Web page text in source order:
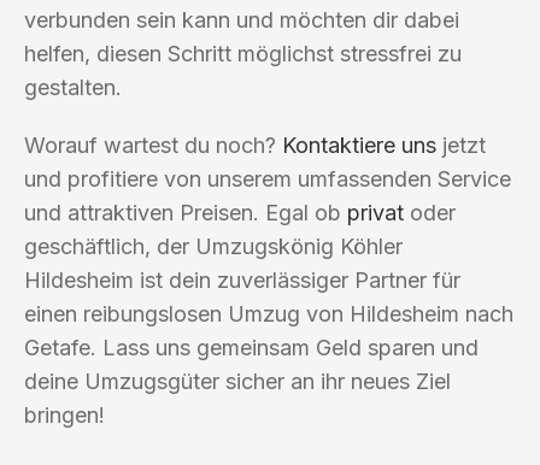
verbunden sein kann und möchten dir dabei
helfen, diesen Schritt möglichst stressfrei zu
gestalten.
Worauf wartest du noch? Kontaktiere uns jetzt
und profitiere von unserem umfassenden Service
und attraktiven Preisen. Egal ob privat oder
geschäftlich, der Umzugskönig Köhler
Hildesheim ist dein zuverlässiger Partner für
einen reibungslosen Umzug von Hildesheim nach
Getafe. Lass uns gemeinsam Geld sparen und
deine Umzugsgüter sicher an ihr neues Ziel
bringen!